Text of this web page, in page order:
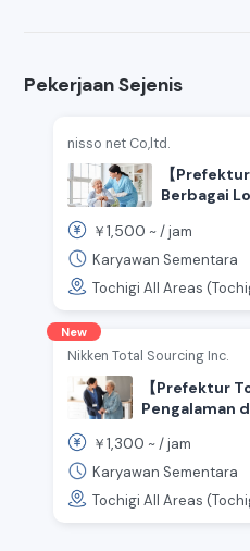
Pekerjaan Sejenis
nisso net Co,ltd.
【
Berbagai
￥1,500 ~ /jam
Karyawan Sementara
Tochigi All Areas
New
Nikken Total Sourcing Inc.
【Prefektur
Pengalaman
￥1,300 ~ /jam
Karyawan Sementara
Tochigi All Areas